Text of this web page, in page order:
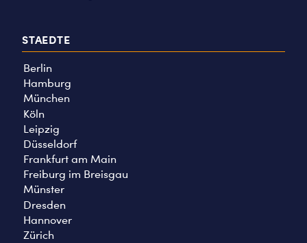
STAEDTE
Berlin
Hamburg
München
Köln
Leipzig
Düsseldorf
Frankfurt am Main
Freiburg im Breisgau
Münster
Dresden
Hannover
Zürich